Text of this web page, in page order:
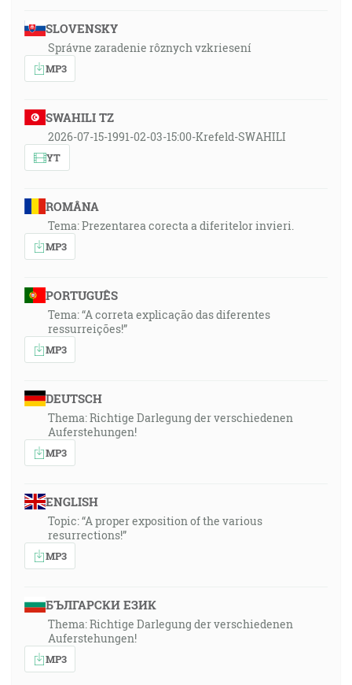
SLOVENSKY
Správne zaradenie rôznych vzkriesení
MP3
SWAHILI TZ
2026-07-15-1991-02-03-15:00-Krefeld-SWAHILI
YT
ROMÂNA
Tema: Prezentarea corecta a diferitelor invieri.
MP3
PORTUGUÊS
Tema: “A correta explicação das diferentes
ressurreições!”
MP3
DEUTSCH
Thema: Richtige Darlegung der verschiedenen
Auferstehungen!
MP3
ENGLISH
Topic: “A proper exposition of the various
resurrections!”
MP3
БЪЛГАРСКИ ЕЗИК
Thema: Richtige Darlegung der verschiedenen
Auferstehungen!
MP3